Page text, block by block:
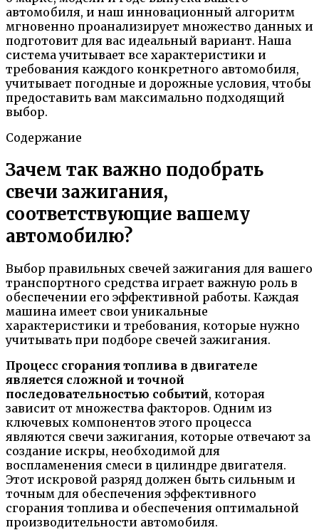
автомобиля, и наш инновационный алгоритм
мгновенно проанализирует множество данных и
подготовит для вас идеальный вариант. Наша
система учитывает все характеристики и
требования каждого конкретного автомобиля,
учитывает погодные и дорожные условия, чтобы
предоставить вам максимально подходящий
выбор.
Содержание
Зачем так важно подобрать
свечи зажигания,
соответствующие вашему
автомобилю?
Выбор правильных свечей зажигания для вашего
транспортного средства играет важную роль в
обеспечении его эффективной работы. Каждая
машина имеет свои уникальные
характеристики и требования, которые нужно
учитывать при подборе свечей зажигания.
Процесс сгорания топлива в двигателе
является сложной и точной
последовательностью событий, которая
зависит от множества факторов. Одним из
ключевых компонентов этого процесса
являются свечи зажигания, которые отвечают за
создание искры, необходимой для
воспламенения смеси в цилиндре двигателя.
Этот искровой разряд должен быть сильным и
точным для обеспечения эффективного
сгорания топлива и обеспечения оптимальной
производительности автомобиля.